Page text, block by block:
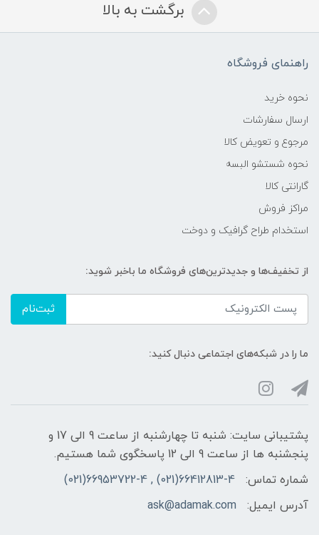
برگشت به بالا
راهنمای فروشگاه
نحوه خرید
ارسال سفارشات
مرجوع و تعویض کالا
نحوه شستشو البسه
گارانتی کالا
مراکز فروش
استخدام طراح گرافیک و دوخت
از تخفیف‌ها و جدیدترین‌های فروشگاه ما باخبر شوید:
ثبت‌نام
ما را در شبکه‌های اجتماعی دنبال کنید:
پشتیبانی سایت: شنبه تا چهارشنبه از ساعت 9 الی 17 و
پنجشنبه ها از ساعت 9 الی 12 پاسخگوی شما هستیم.
شماره تماس:
66412813-4(021) , 66953722-4(021)
آدرس ایمیل:
ask@adamak.com